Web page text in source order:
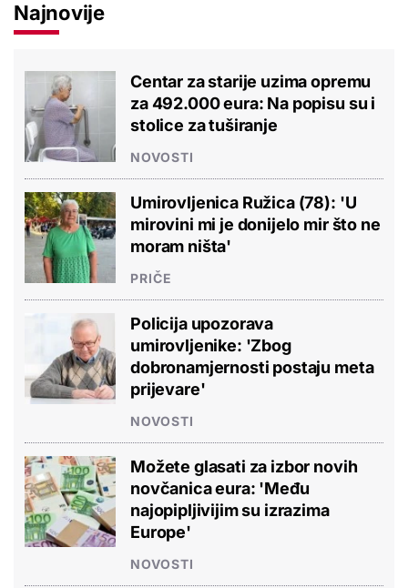
Najnovije
Centar za starije uzima opremu
za 492.000 eura: Na popisu su i
stolice za tuširanje
NOVOSTI
Umirovljenica Ružica (78): 'U
mirovini mi je donijelo mir što ne
moram ništa'
PRIČE
Policija upozorava
umirovljenike: 'Zbog
dobronamjernosti postaju meta
prijevare'
NOVOSTI
Možete glasati za izbor novih
novčanica eura: 'Među
najopipljivijim su izrazima
Europe'
NOVOSTI